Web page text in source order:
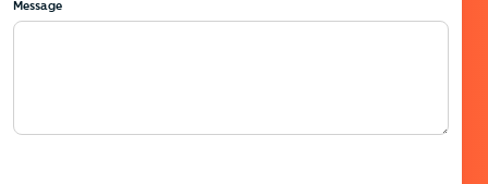
Message